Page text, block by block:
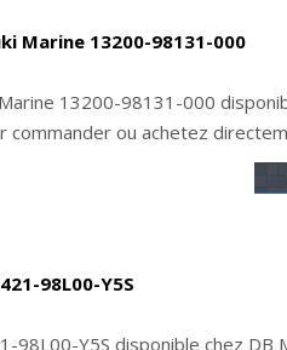
Marine 13200-98131-000
13200-98131-000
commander ou achetez
98L00-Y5S
98L00-Y5S disponible chez DB